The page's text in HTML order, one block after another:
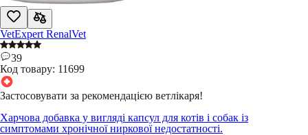
VetExpert RenalVet
39
Код товару: 11699
Застосовувати за рекомендацією ветлікаря!
Харчова добавка у вигляді капсул для котів і собак із
симптомами хронічної ниркової недостатності.